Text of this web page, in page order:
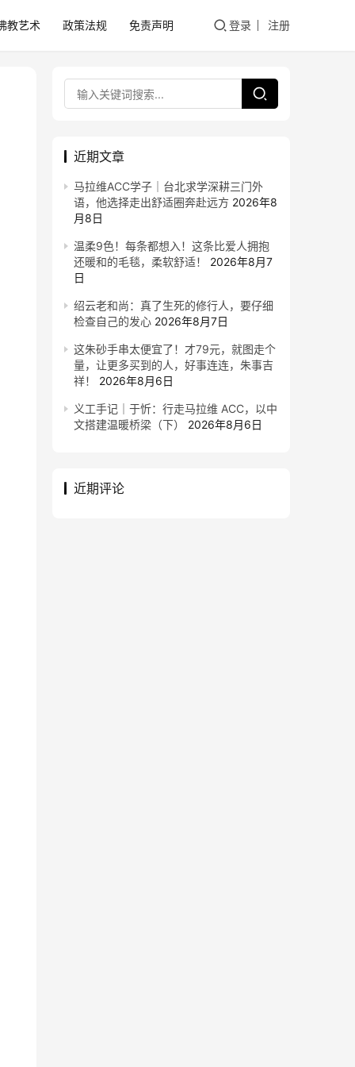
教艺术 政策法规 免责声明 登录 注册
近期文章
马拉维ACC学子｜台北求学深耕三门外
语，他选择走出舒适圈奔赴远方 2026年8
月8日
温柔9色！每条都想入！这条比爱人拥抱
还暖和的毛毯，柔软舒适！
2026年8月7
日
绍云老和尚：真了生死的修行人，要仔细
检查自己的发心 2026年8月7日
这朱砂手串太便宜了！才79元，就图走个
量，让更多买到的人，好事连连，朱事吉
祥！
2026年8月6日
义工手记｜于忻：行走马拉维 ACC，以中
文搭建温暖桥梁（下）
2026年8月6日
近期评论